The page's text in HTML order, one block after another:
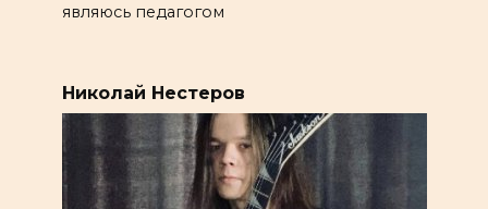
являюсь педагогом
Николай Нестеров